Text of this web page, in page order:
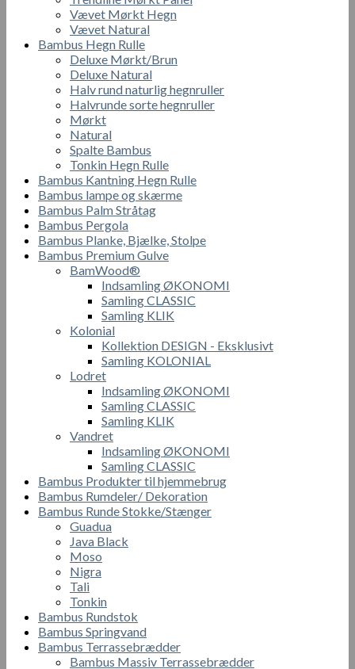
Vævet Mørkt Hegn
Vævet Natural
Bambus Hegn Rulle
Deluxe Mørkt/Brun
Deluxe Natural
Halv rund naturlig hegnruller
Halvrunde sorte hegnruller
Mørkt
Natural
Spalte Bambus
Tonkin Hegn Rulle
Bambus Kantning Hegn Rulle
Bambus lampe og skærme
Bambus Palm Stråtag
Bambus Pergola
Bambus Planke, Bjælke, Stolpe
Bambus Premium Gulve
BamWood®
Indsamling ØKONOMI
Samling CLASSIC
Samling KLIK
Kolonial
Kollektion DESIGN - Eksklusivt
Samling KOLONIAL
Lodret
Indsamling ØKONOMI
Samling CLASSIC
Samling KLIK
Vandret
Indsamling ØKONOMI
Samling CLASSIC
Bambus Produkter til hjemmebrug
Bambus Rumdeler/ Dekoration
Bambus Runde Stokke/Stænger
Guadua
Java Black
Moso
Nigra
Tali
Tonkin
Bambus Rundstok
Bambus Springvand
Bambus Terrassebrædder
Bambus Massiv Terrassebrædder